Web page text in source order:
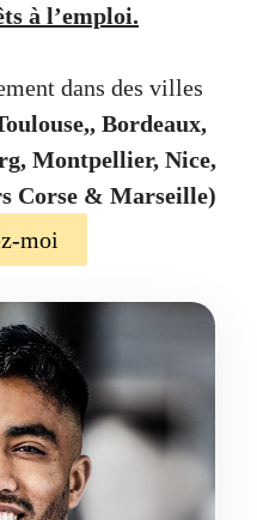
à l’emploi.
dans des villes
Bordeaux,
Montpellier, Nice,
Corse & Marseille)
moi